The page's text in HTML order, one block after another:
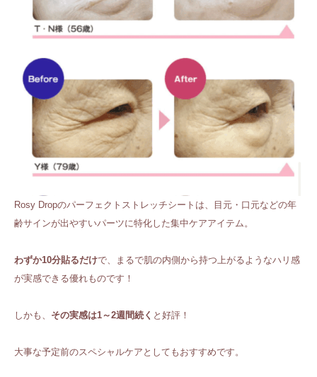
Rosy Dropのパーフェクトストレッチシートは、目元・口元などの年
齢サインが出やすいパーツに特化した集中ケアアイテム。
わずか10分貼るだけで、まるで肌の内側から持つ上がるようなハリ感
が実感できる優れものです！
しかも、 その実感は1～2週間続く と好評！
大事な予定前のスペシャルケアとしてもおすすめです。